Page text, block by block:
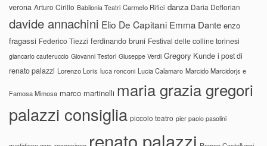
verona Arturo Cirillo Babilonia Teatri Carmelo Rifici danza Daria Deflorian
davide annachini Elio De Capitani Emma Dante enzo
fragassi Federico Tiezzi ferdinando bruni Festival delle colline torinesi
giancarlo cauteruccio Giovanni Testori Giuseppe Verdi Gregory Kunde i post di
renato palazzi Lorenzo Loris luca ronconi Lucia Calamaro Marcido Marcidorjs e
Famosa Mimosa marco martinelli maria grazia gregori
palazzi consiglia piccolo teatro pier paolo pasolini
renato palazzi